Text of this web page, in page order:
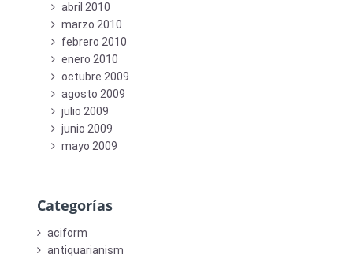
abril 2010
marzo 2010
febrero 2010
enero 2010
octubre 2009
agosto 2009
julio 2009
junio 2009
mayo 2009
Categorías
aciform
antiquarianism